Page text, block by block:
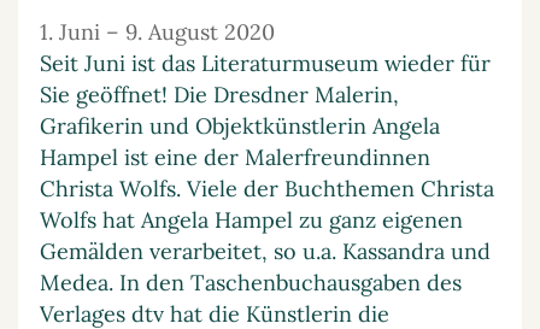
1. Juni – 9. August 2020
Seit Juni ist das Literaturmuseum wieder für
Sie geöffnet! Die Dresdner Malerin,
Grafikerin und Objektkünstlerin Angela
Hampel ist eine der Malerfreundinnen
Christa Wolfs. Viele der Buchthemen Christa
Wolfs hat Angela Hampel zu ganz eigenen
Gemälden verarbeitet, so u.a. Kassandra und
Medea. In den Taschenbuchausgaben des
Verlages dtv hat die Künstlerin die